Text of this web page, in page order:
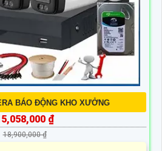
BÁO ĐỘNG KHO XƯỞNG
₫
18,900,000 ₫